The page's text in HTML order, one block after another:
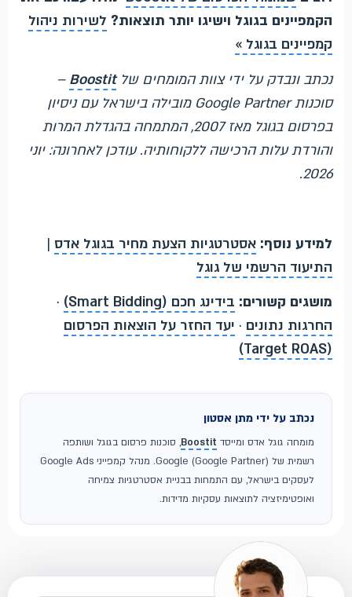
הקמפיינים בגוגל וישיגו יותר תוצאות? לשירות ניהול
קמפיינים בגוגל »
נכתב ונבדק על ידי צוות המומחים שלBoostit
–
סוכנות Google Partner מובילה בישראל עם ניסיון
בפרסום בגוגל מאז 2007, המתמחה בהגדלת המרות
והורדת עלות הרכישה ללקוחותיה. עודכן לאחרונה: יוני
2026.
למידע נוסף: אסטרטגיות הצעת מחיר בגוגל אדס |
התיעוד הרשמי של גוגל
מושגים קשורים: בידינג חכם (Smart Bidding)
·
החרגות נתונים · יעד החזר על הוצאות הפרסום
(Target ROAS)
נכתב על ידי מתן אסטון
מומחה גוגל אדס ומייסד Boostit, סוכנות פרסום בגוגל ושותפה
רשמית של Google (Google Partner). מנהל קמפייני Google Ads
לעסקים בישראל, עם התמחות בבניית אסטרטגיות צמיחה
ואופטימיזציה לתוצאות עסקיות מדידות.